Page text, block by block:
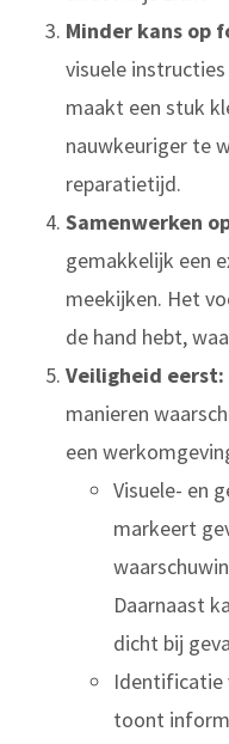
Minder kans op
visuele
maakt een stuk
nauwkeuriger te
reparatietijd.
Samenwerken
gemakkelijk een
meekijken. Het
de hand hebt,
Veiligheid eerst:
manieren
een
Visuele- en
markeert
Daarnaast
dicht bij
Identificatie
toont